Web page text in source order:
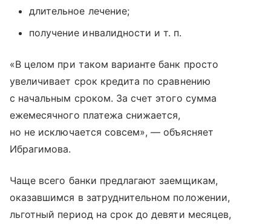
длительное лечение;
получение инвалидности и т. п.
«В целом при таком варианте банк просто
увеличивает срок кредита по сравнению
с начальным сроком. За счет этого сумма
ежемесячного платежа снижается,
но не исключается совсем», — объясняет
Ибрагимова.
Чаще всего банки предлагают заемщикам,
оказавшимся в затруднительном положении,
льготный период на срок до девяти месяцев,